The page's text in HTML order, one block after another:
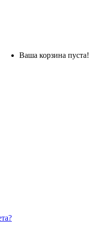
Ваша корзина пуста!